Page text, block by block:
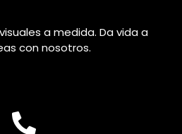
a medida. Da vida a
con nosotros.